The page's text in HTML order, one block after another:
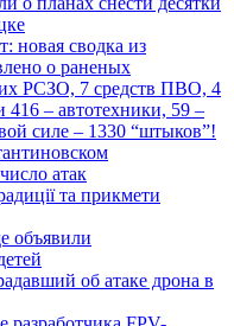
новая сводка из
о раненых
РСЗО, 7 средств ПВО, 4
416 – автотехники, 59 –
силе – 1330 “штыков”!
атак
та прикмети
объявили
об атаке дрона в